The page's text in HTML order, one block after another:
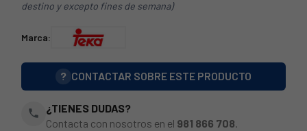
destino y excepto fines de semana)
Marca:
? CONTACTAR SOBRE ESTE PRODUCTO
phone
¿TIENES DUDAS?
Contacta con nosotros en el 981 866 708.